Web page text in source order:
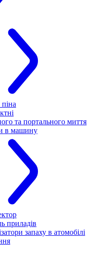
та портального миття
в машину
приладів
запаху в атомобілі